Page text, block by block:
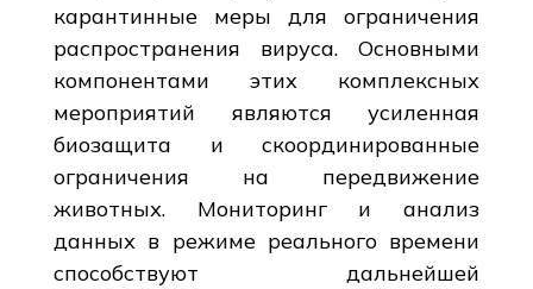
карантинные меры для ограничения
распространения вируса. Основными
компонентами этих комплексных
мероприятий являются усиленная
биозащита и скоординированные
ограничения на передвижение
животных. Мониторинг и анализ
данных в режиме реального времени
способствуют дальнейшей